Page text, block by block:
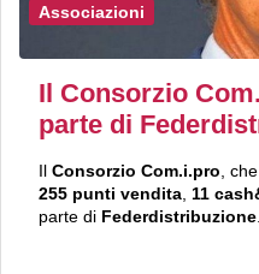
Associazioni
Il Consorzio
parte di
Il Consorzio Com.i.pro ,
255 punti vendita 11
parte di Federdistribuzione